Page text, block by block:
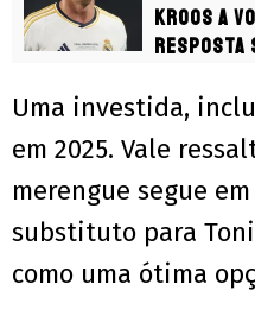
Kroos a
resposta
Uma investida,
em 2025. Vale
merengue segue
substituto para Toni
como uma ótima